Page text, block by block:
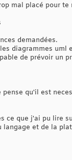
mal placé pour te
demandées.
diagrammes uml
de prévoir un
qu'il est
ce que j'ai pu lire
et de la